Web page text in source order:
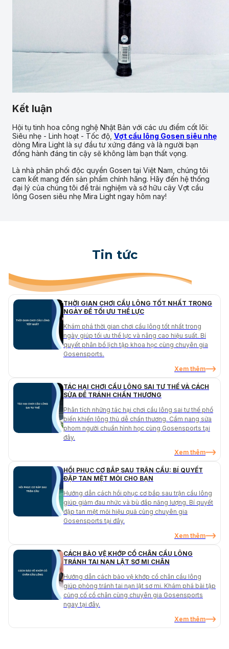
Kết luận
Hội tụ tinh hoa công nghệ Nhật Bản với các ưu điểm cốt lõi:
Siêu nhẹ - Linh hoạt - Tốc độ, Vợt cầu lông Gosen siêu nhẹ
dòng Mira Light là sự đầu tư xứng đáng và là người bạn
đồng hành đáng tin cậy sẽ không làm bạn thất vọng.
Là nhà phân phối độc quyền Gosen tại Việt Nam, chúng tôi
cam kết mang đến sản phẩm chính hãng. Hãy đến hệ thống
đại lý của chúng tôi để trải nghiệm và sở hữu cây Vợt cầu
lông Gosen siêu nhẹ Mira Light ngay hôm nay!
Tin tức
THỜI GIAN CHƠI CẦU LÔNG TỐT NHẤT TRONG
NGÀY ĐỂ TỐI ƯU THỂ LỰC
Khám phá thời gian chơi cầu lông tốt nhất trong
ngày giúp tối ưu thể lực và nâng cao hiệu suất. Bí
quyết phân bổ lịch tập khoa học cùng chuyên gia
Gosensports.
Xem thêm
TÁC HẠI CHƠI CẦU LÔNG SAI TƯ THẾ VÀ CÁCH
SỬA ĐỂ TRÁNH CHẤN THƯƠNG
Phân tích những tác hại chơi cầu lông sai tư thế phổ
biến khiến lông thủ dễ chấn thương. Cẩm nang sửa
phom người chuẩn hình học cùng Gosensports tại
đây.
Xem thêm
HỒI PHỤC CƠ BẮP SAU TRẬN CẦU: BÍ QUYẾT
ĐẬP TAN MỆT MỎI CHO BẠN
Hướng dẫn cách hồi phục cơ bắp sau trận cầu lông
giúp giảm đau nhức và bù đắp năng lượng. Bí quyết
đập tan mệt mỏi hiệu quả cùng chuyên gia
Gosensports tại đây.
Xem thêm
CÁCH BẢO VỆ KHỚP CỔ CHÂN CẦU LÔNG
TRÁNH TAI NẠN LẬT SƠ MI CHÂN
Hướng dẫn cách bảo vệ khớp cổ chân cầu lông
giúp phòng tránh tai nạn lật sơ mi. Khám phá bài tập
củng cố cổ chân cùng chuyên gia Gosensports
ngay tại đây.
Xem thêm